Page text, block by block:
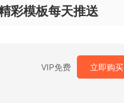
彩模板每天推送
VIP免费 立即购买